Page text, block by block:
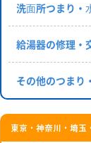
洗⾯所つまり・
給湯器の修理・
その他のつまり
東京・神奈川・埼玉